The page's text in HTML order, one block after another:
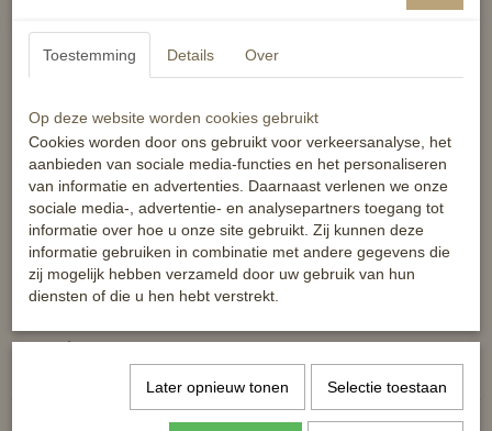
De HORKA Jogger is een joggingsbroek voor vrouwen met een
elastische tailleband, welke zorgt voor een comfy fit. Daarnaast
broek is van binnen geborsteld waardoor deze extra zacht is.
Productspecificaties:
- Comfortabele en zachte joggingsbroek voor vrouwen
- Geribbelde tailleband en manchetten
- Koord in tailleband
- Hoge kwaliteit rubber tekstprint
Materiaal:70% katoen, 30% polyester, 300 gsm, geborsteld aan
Reacties
Toestemming Details Over
Op deze website worden cookies gebruikt
Cookies worden door ons gebruikt voor verkeersanalyse, het
aanbieden van sociale media-functies en het personaliseren
van informatie en advertenties. Daarnaast verlenen we onze
sociale media-, advertentie- en analysepartners toegang tot
informatie over hoe u onze site gebruikt. Zij kunnen deze
informatie gebruiken in combinatie met andere gegevens die
zij mogelijk hebben verzameld door uw gebruik van hun
diensten of die u hen hebt verstrekt.
Later opnieuw tonen Selectie toestaan